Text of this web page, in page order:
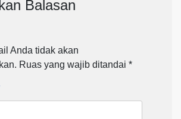
Balasan
Anda tidak akan
Ruas yang wajib ditandai *